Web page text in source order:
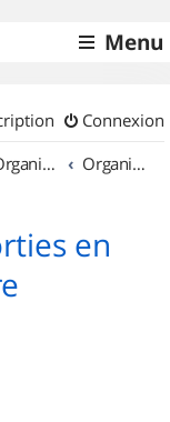
Menu
Connexion
Organisation de sorties & Recherche de partenaires Organisation de sorties en région Centre
en